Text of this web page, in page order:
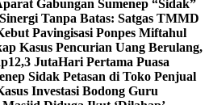
Gabungan Sumenep “Sidak”
Sinergi Tanpa Batas: Satgas TMMD
Pavingisasi Ponpes Miftahul
Kasus Pencurian Uang Berulang,
JutaHari Pertama Puasa
Sidak Petasan di Toko Penjual
Investasi Bodong Guru